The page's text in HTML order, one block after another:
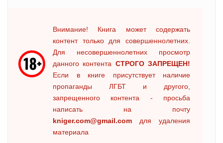
Внимание! Книга может содержать
контент только для совершеннолетних.
Для несовершеннолетних просмотр
данного контента СТРОГО ЗАПРЕЩЕН!
Если в книге присутствует наличие
пропаганды ЛГБТ и другого,
запрещенного контента - просьба
написать на почту
kniger.com@gmail.com для удаления
материала